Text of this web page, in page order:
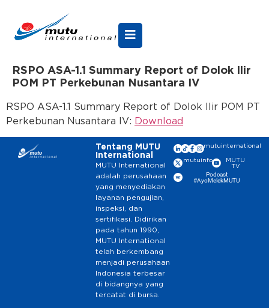
RSPO ASA-1.1 Summary Report of Dolok Ilir
POM PT Perkebunan Nusantara IV
RSPO ASA-1.1 Summary Report of Dolok Ilir POM PT
Perkebunan Nusantara IV: Download
Tentang MUTU
International
MUTU International
adalah perusahaan
yang menyediakan
layanan pengujian,
inspeksi, dan
sertifikasi. Didirikan
pada tahun 1990,
MUTU International
telah berkembang
menjadi perusahaan
Indonesia terbesar
di bidangnya yang
tercatat di bursa.
mutuinternational
mutuinfo
MUTU
TV
Podcast
#AyoMelekMUTU